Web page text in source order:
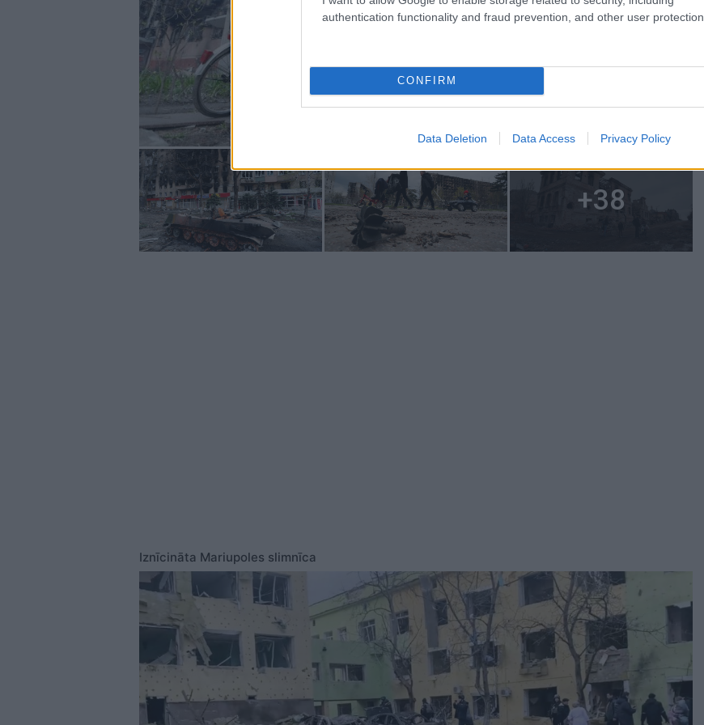
authentication functionality and fraud prevention, and other user protection.
CONFIRM
Data Deletion Data Access Privacy Policy
Iznīcināta Mariupoles slimnīca